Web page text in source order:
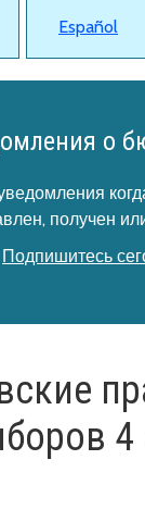
Español
о
получен
Подпишитесь
4